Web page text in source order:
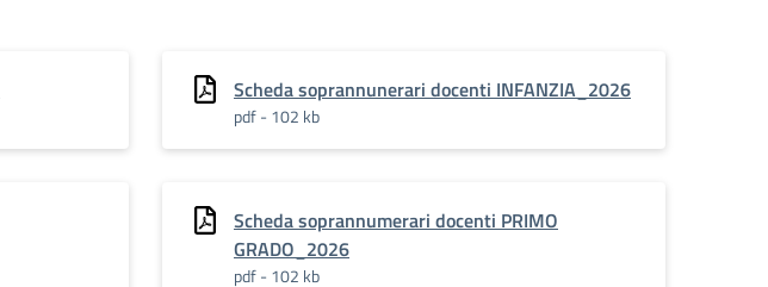
Scheda soprannunerari docenti INFANZIA_2026
pdf - 102 kb
Scheda soprannumerari docenti PRIMO
GRADO_2026
pdf - 102 kb